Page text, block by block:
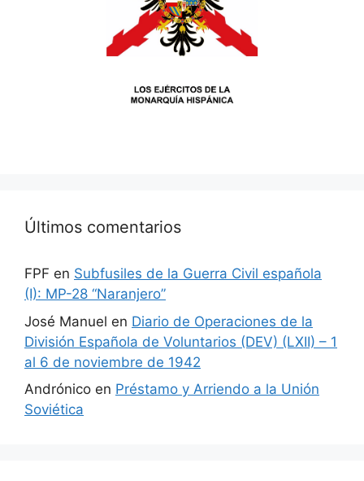
Últimos comentarios
FPF en Subfusiles de la Guerra Civil española
(I): MP-28 “Naranjero”
José Manuel en Diario de Operaciones de la
División Española de Voluntarios (DEV) (LXII) – 1
al 6 de noviembre de 1942
Andrónico en Préstamo y Arriendo a la Unión
Soviética